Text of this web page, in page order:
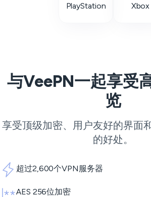
PlayStation Xbox
与VeePN一起享受
览
享受顶级加密、用户友好的界面
的好处。
超过2,600个VPN服务器
AES 256位加密